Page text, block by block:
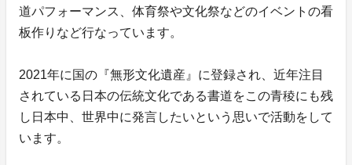
道パフォーマンス、体育祭や文化祭などのイベントの看
板作りなど行なっています。
2021年に国の『無形文化遺産』に登録され、近年注目
されている日本の伝統文化である書道をこの青稜にも残
し日本中、世界中に発言したいという思いで活動をして
います。